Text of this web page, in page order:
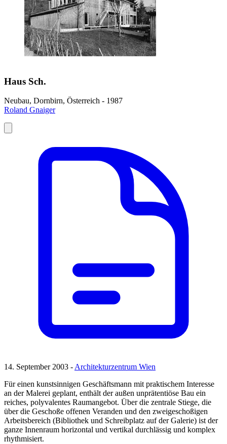
Haus Sch.
Neubau, Dornbirn, Österreich - 1987
Roland Gnaiger
14. September 2003 -Architekturzentrum Wien
Für einen kunstsinnigen Geschäftsmann mit praktischem Interesse
an der Malerei geplant, enthält der außen unprätentiöse Bau ein
reiches, polyvalentes Raumangebot. Über die zentrale Stiege, die
über die Geschoße offenen Veranden und den zweigeschoßigen
Arbeitsbereich (Bibliothek und Schreibplatz auf der Galerie) ist der
ganze Innenraum horizontal und vertikal durchlässig und komplex
rhythmisiert.